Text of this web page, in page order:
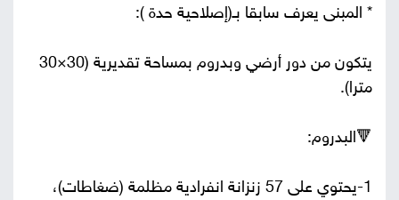
* المبنى يعرف سابقا بـ(إصلاحية حدة ):
يتكون من دور أرضي وبدروم بمساحة تقديرية (30×30
مترا).
🔻البدروم:
1-يحتوي على 57 زنزانة انفرادية مظلمة (ضغاطات)،